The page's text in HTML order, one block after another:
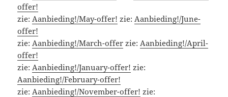
offer!
zie: Aanbieding!/May-offer! zie: Aanbieding!/June-
offer!
zie: Aanbieding!/March-offer zie: Aanbieding!/April-
offer!
zie: Aanbieding!/January-offer! zie:
Aanbieding!/February-offer!
zie: Aanbieding!/November-offer! zie: